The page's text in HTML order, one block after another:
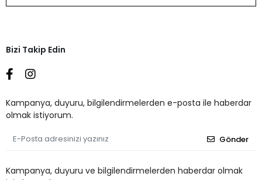
Bizi Takip Edin
Kampanya, duyuru, bilgilendirmelerden e-posta ile haberdar
olmak istiyorum.
Gönder
Kampanya, duyuru ve bilgilendirmelerden haberdar olmak